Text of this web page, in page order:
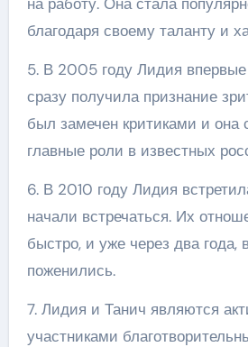
благодаря своему таланту и
5. В 2005 году Лидия впервые
сразу получила признание
был замечен критиками и она
главные роли в известных
6. В 2010 году Лидия
начали встречаться. Их
быстро, и уже через два года,
поженились.
7. Лидия и Танич являются
участниками